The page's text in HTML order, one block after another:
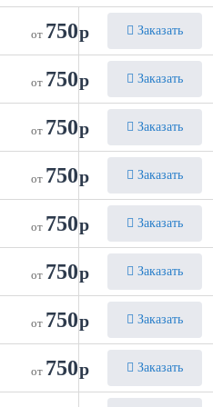
от 750р Заказать
от 750р Заказать
от 750р Заказать
от 750р Заказать
от 750р Заказать
от 750р Заказать
от 750р Заказать
от 750р Заказать